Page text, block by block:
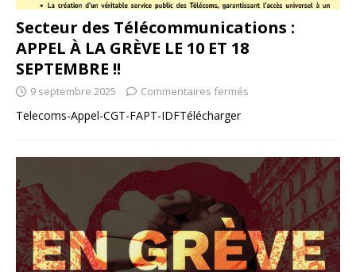
Secteur des Télécommunications :
APPEL À LA GRÈVE LE 10 ET 18
SEPTEMBRE !!
9 septembre 2025 Commentaires fermés
Telecoms-Appel-CGT-FAPT-IDFTélécharger